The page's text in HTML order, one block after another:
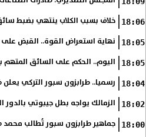
18:06 خلاف بسبب الكلاب ينتهي بضبط
18:05 نهاية استعراض القوة.. القبض
18:05 اليوم.. الحكم على السائق المتهم بقتل
18:04 رسميا.. طرابزون سبور التركي يعلن
18:02 الزمالك يواجه بطل جيبوتي
18:00 جماهير طرابزون سبور تُطالب